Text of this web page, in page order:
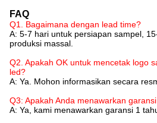
FAQ
Q1. Bagaimana dengan lead time?
A: 5-7 hari untuk persiapan sampel,
produksi massal.
Q2. Apakah OK untuk mencetak logo
led?
A: Ya. Mohon informasikan secara
Q3: Apakah Anda menawarkan
A: Ya, kami menawarkan garansi 1